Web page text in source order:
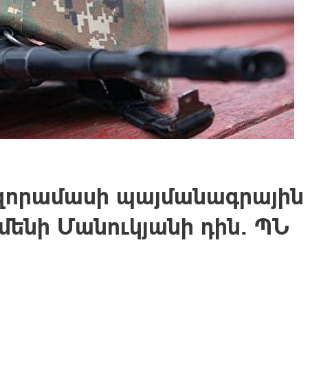
պայմանագրային
Մանուկյանի դին․ ՊՆ